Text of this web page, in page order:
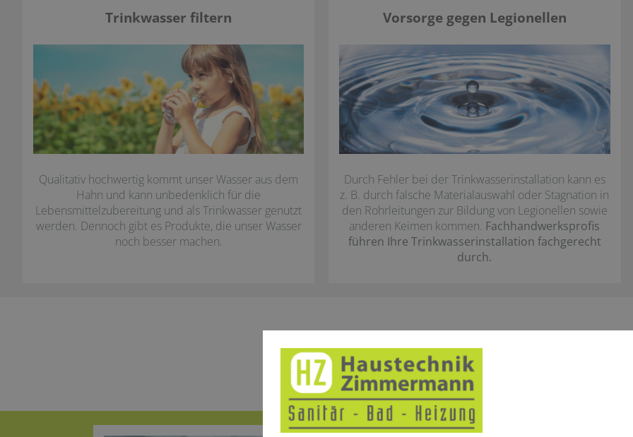
Trinkwasser filtern
Qualitativ hochwertig kommt unser Wasser aus dem
Hahn und kann unbedenklich für die
Lebensmittelzubereitung und als Trinkwasser genutzt
werden. Dennoch gibt es Produkte, die unser Wasser
noch besser machen.
Vorsorge gegen Legionellen
Durch Fehler bei der Trinkwasserinstallation kann es
z. B. durch falsche Materialauswahl oder Stagnation in
den Rohrleitungen zur Bildung von Legionellen sowie
anderen Keimen kommen. Fachhandwerksprofis
führen Ihre Trinkwasserinstallation fachgerecht
durch.
Produkte, die Ihr Trinkwasser besser machen